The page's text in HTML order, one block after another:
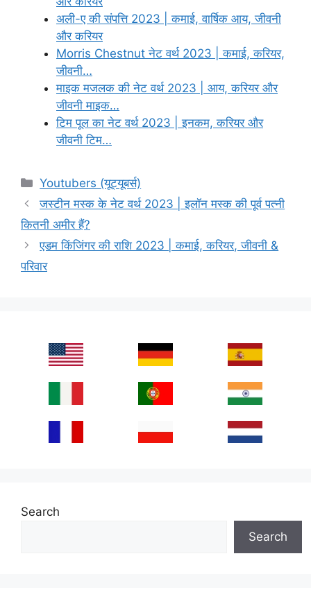
अली-ए की संपत्ति 2023 | कमाई, वार्षिक आय, जीवनी
और करियर
Morris Chestnut नेट वर्थ 2023 | कमाई, करियर,
जीवनी…
माइक मजलक की नेट वर्थ 2023 | आय, करियर और
जीवनी माइक…
टिम पूल का नेट वर्थ 2023 | इनकम, करियर और
जीवनी टिम…
Categories
Youtubers (यूट्यूबर्स)
जस्टीन मस्क के नेट वर्थ 2023 | इलॉन मस्क की पूर्व पत्नी
कितनी अमीर हैं?
एडम किंजिंगर की राशि 2023 | कमाई, करियर, जीवनी &
परिवार
Search
Search